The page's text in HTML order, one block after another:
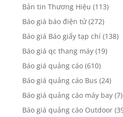
Chuyên mục
Bản tin Thương Hiệu(113)
Báo giá báo điện tử(272)
Báo giá Báo giấy tạp chí(138)
Báo giá qc thang máy(19)
Báo giá quảng cáo(610)
Báo giá quảng cáo Bus(24)
Báo giá quảng cáo máy bay(7)